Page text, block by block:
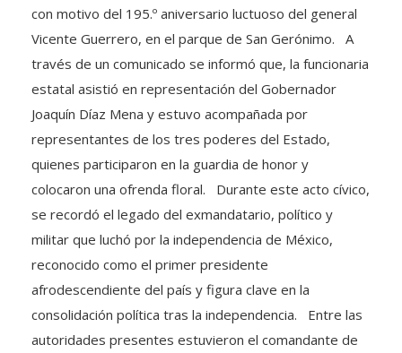
con motivo del 195.º aniversario luctuoso del general
Vicente Guerrero, en el parque de San Gerónimo. A
través de un comunicado se informó que, la funcionaria
estatal asistió en representación del Gobernador
Joaquín Díaz Mena y estuvo acompañada por
representantes de los tres poderes del Estado,
quienes participaron en la guardia de honor y
colocaron una ofrenda floral. Durante este acto cívico,
se recordó el legado del exmandatario, político y
militar que luchó por la independencia de México,
reconocido como el primer presidente
afrodescendiente del país y figura clave en la
consolidación política tras la independencia. Entre las
autoridades presentes estuvieron el comandante de